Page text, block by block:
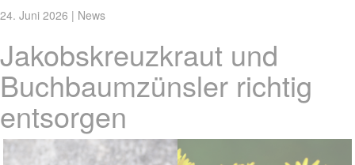
24. Juni 2026 | News
Jakobskreuzkraut und
Buchbaumzünsler richtig
entsorgen